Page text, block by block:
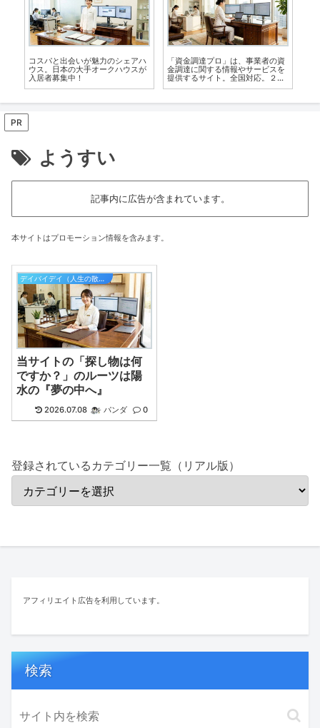
コスパと出会いが魅力のシェアハ
ウス。日本の大手オークハウスが
入居者募集中！
「資金調達プロ」は、事業者の資
金調達に関する情報やサービスを
提供するサイト。全国対応。２４
PR
ようすい
記事内に広告が含まれています。
本サイトはプロモーション情報を含みます。
デイバイデイ（人生の散歩道）
当サイトの「探し物は何
ですか？」のルーツは陽
水の『夢の中へ』
2026.07.08 パンダ 0
登録されているカテゴリー一覧（リアル版）
アフィリエイト広告を利用しています。
検索